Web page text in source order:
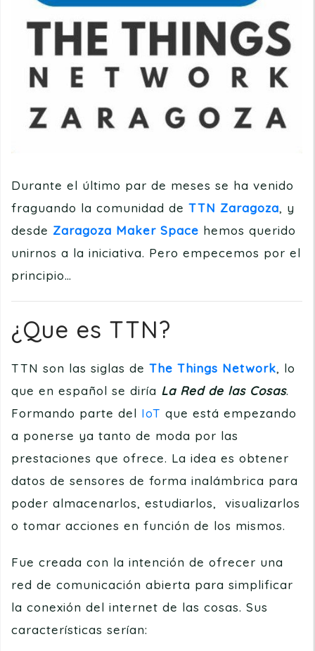
Durante el último par de meses se ha venido
fraguando la comunidad de TTN Zaragoza, y
desde Zaragoza Maker Space hemos querido
unirnos a la iniciativa. Pero empecemos por el
principio…
¿Que es TTN?
TTN son las siglas de The Things Network, lo
que en español se diría La Red de las Cosas.
Formando parte del IoT que está empezando
a ponerse ya tanto de moda por las
prestaciones que ofrece. La idea es obtener
datos de sensores de forma inalámbrica para
poder almacenarlos, estudiarlos, visualizarlos
o tomar acciones en función de los mismos.
Fue creada con la intención de ofrecer una
red de comunicación abierta para simplificar
la conexión del internet de las cosas. Sus
características serían: